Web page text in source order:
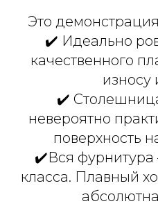
Это
✔️ Идеально
качественного
износу
✔️
невероятно
поверхность
✔️Вся
класса. Плавный